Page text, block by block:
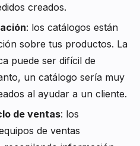
creados.
: los catálogos están
sobre tus productos. La
puede ser difícil de
un catálogo sería muy
al ayudar a un cliente.
de ventas: los
de ventas